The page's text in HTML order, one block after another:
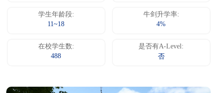
学生年龄段:
11~18
牛剑升学率:
4%
在校学生数:
488
是否有A-Level:
否